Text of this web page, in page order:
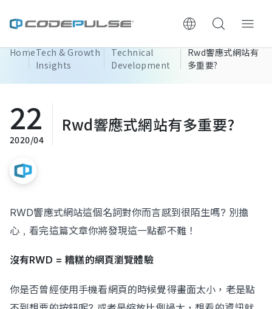
ChooWe AI仿生客服
Services & Pricing
Case Studies: Strategic Insights
Tech & Growth Insights
HomeTech & Growth
Insights
Technical
Development
Rwd響應式網站有
多重要?
22
2020/04
Rwd響應式網站有多重要?
RWD響應式網站這個名詞對你而言感到很陌生嗎? 別擔
心﹐看完這篇文章你將發現這一點都不難！
沒有RWD = 糟糕的網頁瀏覽體驗
你是否曾經使用手機看網頁的時候覺得畫面太小，老是點